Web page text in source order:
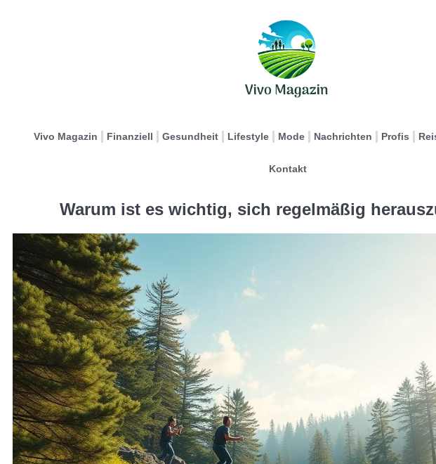
Vivo Magazin Finanziell Gesundheit Lifestyle Mode Nachrichten Profis
Kontakt
Warum ist es wichtig, sich regelmäßig